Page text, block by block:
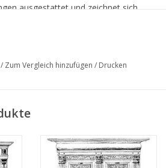
ausgestattet und zeichnet sich
vereint.
Lakerveld (R.C.)
/ Zum Vergleich hinzufügen / Drucken